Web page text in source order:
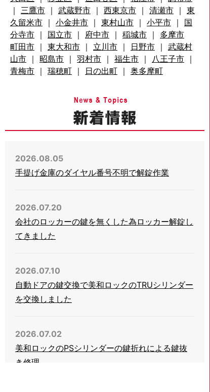
｜ 三鷹市 ｜ 武蔵野市 ｜ 西東京市 ｜ 清瀬市 ｜ 東
久留米市 ｜ 小金井市 ｜ 東村山市 ｜ 小平市 ｜ 国
分寺市 ｜ 国立市 ｜ 府中市 ｜ 稲城市 ｜ 多摩市
町田市 ｜ 東大和市 ｜ 立川市 ｜ 日野市 ｜ 武蔵村
山市 ｜ 昭島市 ｜ 羽村市 ｜ 福生市 ｜ 八王子市 ｜
青梅市 ｜ 瑞穂町 ｜ 日の出町 ｜ 奥多摩町
2026.08.05
手提げ金庫のダイヤル番号不明で解錠作業
2026.07.20
会社のロッカーの鍵を無くした為ロッカー解錠し
てきました
2026.07.10
自動ドアの鍵交換で美和ロックのTRUシリンダー
を交換しました
2026.07.02
美和ロックのPSシリンダーの鍵折れによる鍵抜
き修理